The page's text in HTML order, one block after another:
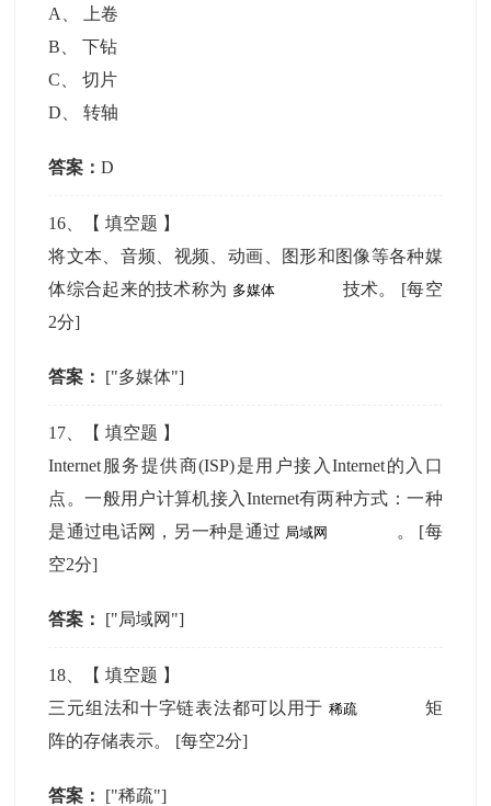
A
上卷
B 、下钻
C 、切片
D 、转轴
答案：D
16 、【填空题 】
将文本、音频、视频、动画、图形和图像等各种媒
体综合起来的技术称为
技术。 [每空
2分]
答案： ["多媒体"]
17 、【填空题 】
Internet服务提供商(ISP)是用户接入Internet的入口
点。一般用户计算机接入Internet有两种方式：一种
是通过电话网，另一种是通过
。 [每
空2分]
答案： ["局域网"]
18 、【填空题 】
三元组法和十字链表法都可以用于
矩
阵的存储表示。 [每空2分]
答案： ["稀疏"]